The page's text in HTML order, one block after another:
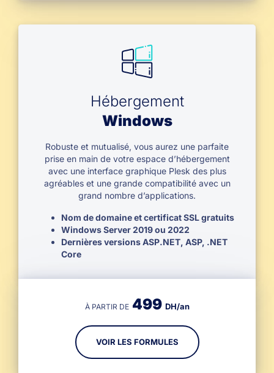
Hébergement
Windows
Robuste et mutualisé, vous aurez une parfaite
prise en main de votre espace d’hébergement
avec une interface graphique Plesk des plus
agréables et une grande compatibilité avec un
grand nombre d’applications.
Nom de domaine et certificat SSL gratuits
Windows Server 2019 ou 2022
Dernières versions ASP.NET, ASP, .NET
Core
À PARTIR DE 499 DH/an
VOIR LES FORMULES